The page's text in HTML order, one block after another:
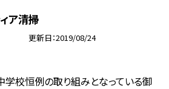
ア清掃
更新日 2019/08/24
中学校恒例の取り組みとなっている御